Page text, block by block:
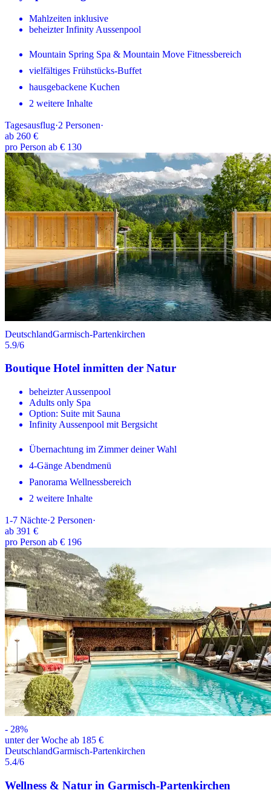
Mahlzeiten inklusive
beheizter Infinity Aussenpool
Mountain Spring Spa & Mountain Move Fitnessbereich
vielfältiges Frühstücks-Buffet
hausgebackene Kuchen
2 weitere Inhalte
Tagesausflug·2 Personen·
ab 260 €
pro Person ab € 130
DeutschlandGarmisch-Partenkirchen
5.9/6
Boutique Hotel inmitten der Natur
beheizter Aussenpool
Adults only Spa
Option: Suite mit Sauna
Infinity Aussenpool mit Bergsicht
Übernachtung im Zimmer deiner Wahl
4-Gänge Abendmenü
Panorama Wellnessbereich
2 weitere Inhalte
1-7 Nächte·2 Personen·
ab 391 €
pro Person ab € 196
- 28%
unter der Woche ab 185 €
DeutschlandGarmisch-Partenkirchen
5.4/6
Wellness & Natur in Garmisch-Partenkirchen